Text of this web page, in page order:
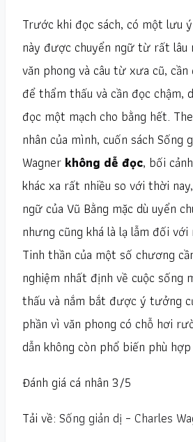
Trước khi đọc sách, có một lưu
này được chuyển ngữ từ rất lâu
văn phong và câu từ xưa cũ,
để thẩm thấu và cần đọc chậm,
đọc một mạch cho bằng hết.
nhân của mình, cuốn sách Sống
Wagner không dễ đọc, bối
khác xa rất nhiều so với thời
ngữ của Vũ Bằng mặc dù uyển
nhưng cũng khá là lạ lẫm đối
Tinh thần của một số chương
nghiệm nhất định về cuộc sống
thấu và nắm bắt được ý tưởng
phần vì văn phong có chỗ hơi
dẫn không còn phổ biến phù
Đánh giá cá nhân 3/5
Tải về: Sống giản dị – Charles